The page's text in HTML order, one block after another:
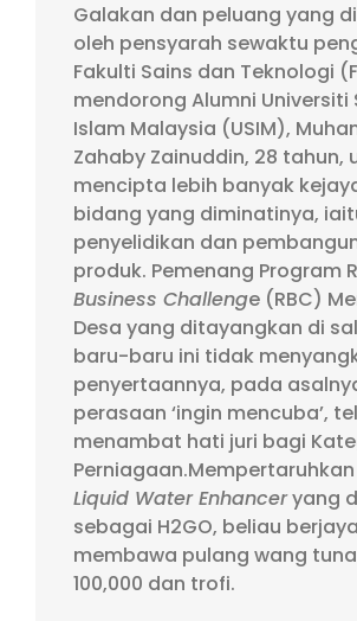
Galakan dan peluang yang
oleh pensyarah sewaktu
Fakulti Sains dan Teknologi
mendorong Alumni Universiti
Islam Malaysia (USIM),
Zahaby Zainuddin, 28 tahun,
mencipta lebih banyak
bidang yang diminatinya,
penyelidikan dan
produk. Pemenang Program
Business Challenge (RBC)
Desa yang ditayangkan di
baru-baru ini tidak
penyertaannya, pada
perasaan ‘ingin mencuba’,
menambat hati juri bagi
Liquid Water Enhanceryang
sebagai H2GO, beliau berjaya
membawa pulang wang
100,000 dan trofi.